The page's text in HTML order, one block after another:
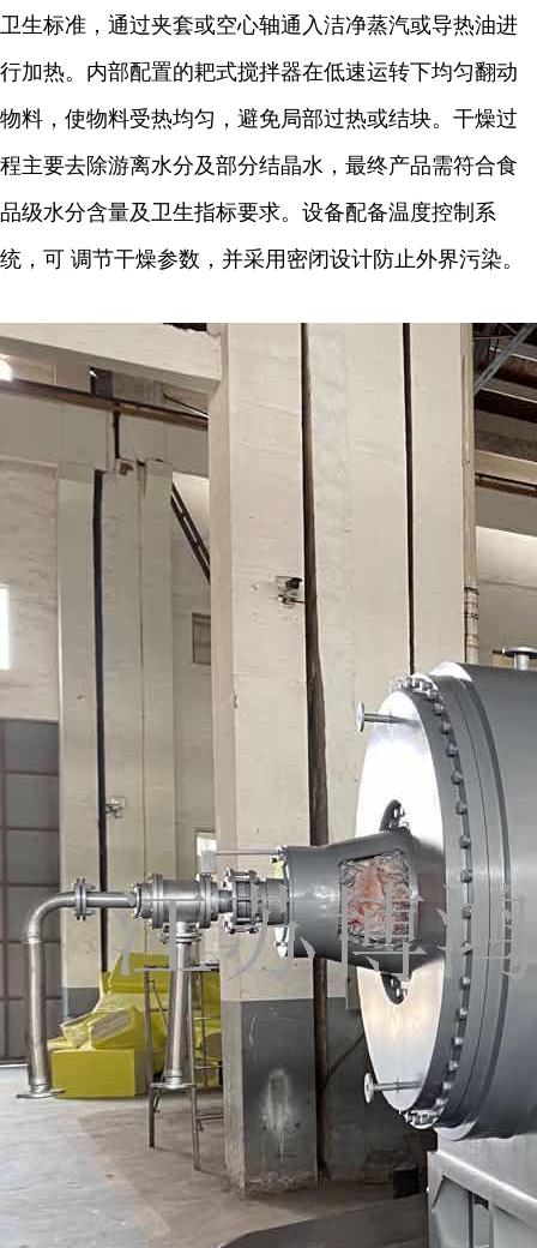
卫生标准，通过夹套或空心轴通入洁净蒸汽或导热油进
行加热。内部配置的耙式搅拌器在低速运转下均匀翻动
物料，使物料受热均匀，避免局部过热或结块。干燥过
程主要去除游离水分及部分结晶水，最终产品需符合食
品级水分含量及卫生指标要求。设备配备温度控制系
统，可 调节干燥参数，并采用密闭设计防止外界污染。